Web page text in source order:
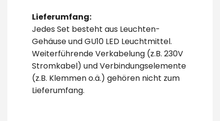
Lieferumfang:
Jedes Set besteht aus Leuchten-
Gehäuse und GU10 LED Leuchtmittel.
Weiterführende Verkabelung (z.B. 230V
Stromkabel) und Verbindungselemente
(z.B. Klemmen o.ä.) gehören nicht zum
Lieferumfang.